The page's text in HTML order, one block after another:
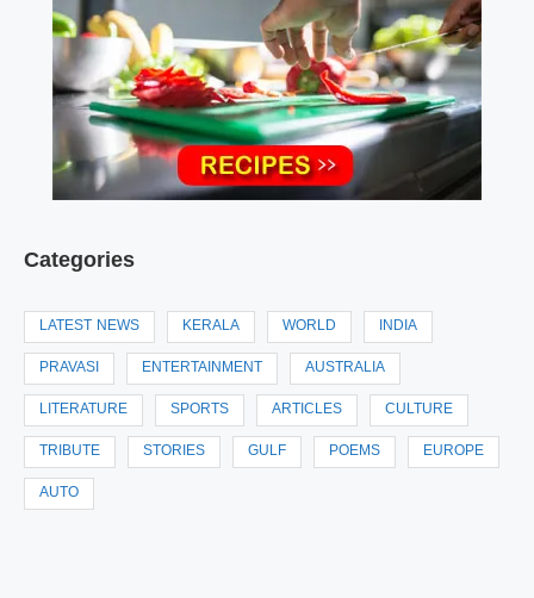
Categories
LATEST NEWS KERALA WORLD INDIA
PRAVASI ENTERTAINMENT AUSTRALIA
LITERATURE SPORTS ARTICLES CULTURE
TRIBUTE STORIES GULF POEMS EUROPE
AUTO